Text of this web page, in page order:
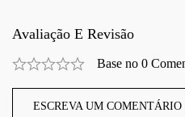
Avaliação E Revisão
Base no 0
ESCREVA UM COMENTÁRIO